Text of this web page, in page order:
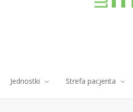
Jednostki Strefa pacjenta